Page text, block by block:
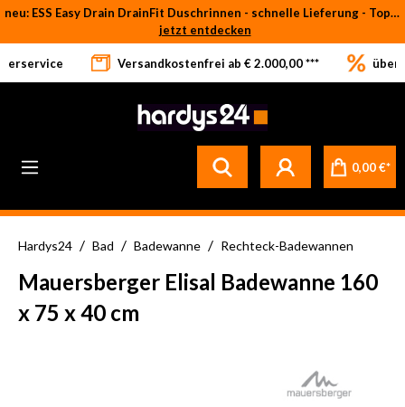
Zum Hauptinhalt springen
neu: ESS Easy Drain DrainFit Duschrinnen - schnelle Lieferung - Top-Preise
jetzt entdecken
Versandkostenfrei ab € 2.000,00 *** über
0,00 €*
Hardys24 / Bad / Badewanne / Rechteck-Badewannen
Mauersberger Elisal Badewanne 160
x 75 x 40 cm